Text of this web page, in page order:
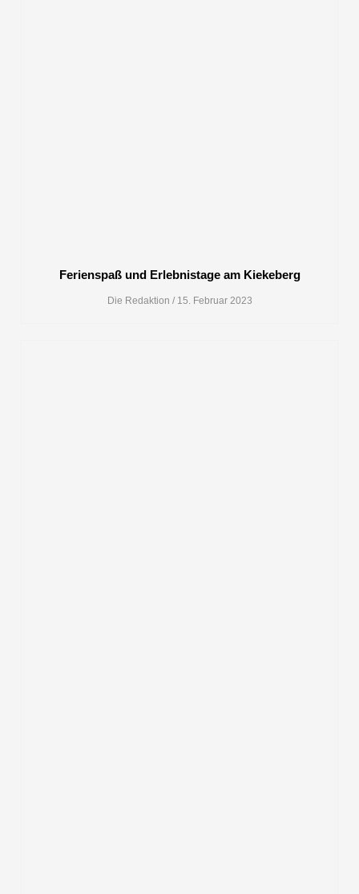
Ferienspaß und Erlebnistage am Kiekeberg
Die Redaktion 15. Februar 2023